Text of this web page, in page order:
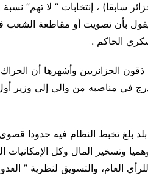
سابقا) ، إنتخابات ” لا تهم”
بأن تصویت أو مقاطعة
الحاكم .
الجزائريين وأشهرها أن
في مناصبه من والي إلى وزير
بلغ تخبط النظام فيه حدودا
وتسخير المال وكل الإمكانيات
العام، والتسويق لنظرية ”